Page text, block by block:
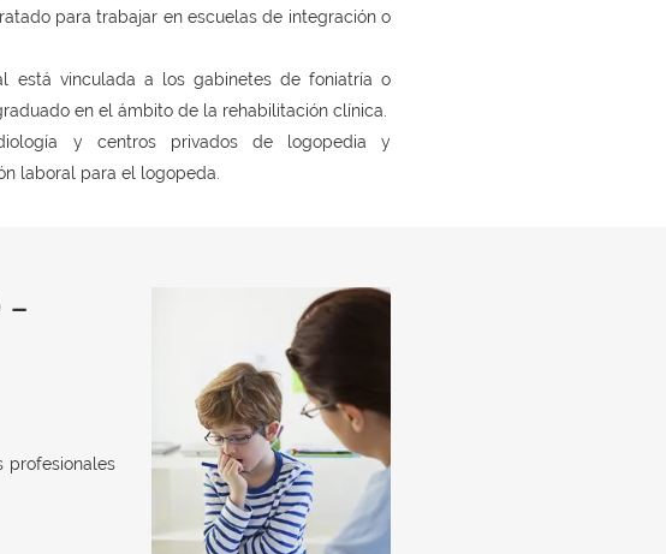
para trabajar en escuelas de integración o
está vinculada a los gabinetes de foniatría o
en el ámbito de la rehabilitación clínica.
y centros privados de logopedia y
laboral para el logopeda.
–
profesionales